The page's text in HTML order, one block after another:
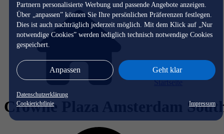
Partnern personalisierte Werbung und passende Angebote anzeigen.
Über „anpassen” können Sie Ihre persönlichen Präferenzen festlegen.
Dies ist auch nachträglich jederzeit möglich. Mit dem Klick auf „Nur
notwendige Cookies” werden lediglich technisch notwendige Cookies
gespeichert.
Anpassen Geht klar
Datenschutzerklärung
Cookierichtlinie
Impressum
Startseite
Crowne Plaza Amsterdam